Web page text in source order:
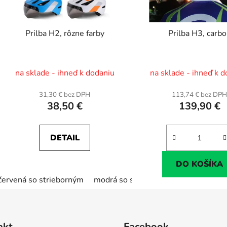
Prilba H2, rôzne farby
na sklade - ihneď k dodaniu
31,30 € bez DPH
38,50 €
DETAIL
so strieborným modrá so strieborným
Prilba H3,
na sklade - ihneď k
113,74 € bez DPH
139,90 €
DO KOŠÍKA